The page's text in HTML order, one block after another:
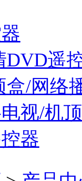
DVD遥
盒/网络
视/机
器